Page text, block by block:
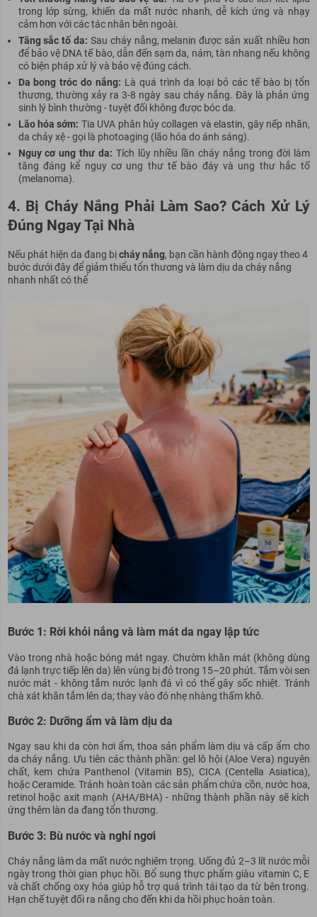
trong lớp sừng, khiến da mất nước nhanh, dễ kích ứng và nhạy
cảm hơn với các tác nhân bên ngoài.
Tăng sắc tố da: Sau cháy nắng, melanin được sản xuất nhiều hơn
để bảo vệ DNA tế bào, dẫn đến sạm da, nám, tàn nhang nếu không
có biện pháp xử lý và bảo vệ đúng cách.
Da bong tróc do nắng: Là quá trình da loại bỏ các tế bào bị tổn
thương, thường xảy ra 3-8 ngày sau cháy nắng. Đây là phản ứng
sinh lý bình thường - tuyệt đối không được bóc da.
Lão hóa sớm: Tia UVA phân hủy collagen và elastin, gây nếp nhăn,
da chảy xệ - gọi là photoaging (lão hóa do ánh sáng).
Nguy cơ ung thư da: Tích lũy nhiều lần cháy nắng trong đời làm
tăng đáng kể nguy cơ ung thư tế bào đáy và ung thư hắc tố
(melanoma).
4. Bị Cháy Nắng Phải Làm Sao? Cách Xử Lý
Đúng Ngay Tại Nhà
Nếu phát hiện da đang bịcháy nắng, bạn cần hành động ngay theo 4
bước dưới đây để giảm thiểu tổn thương và làm dịu da cháy nắng
nhanh nhất có thể
Bước 1: Rời khỏi nắng và làm mát da ngay lập tức
Vào trong nhà hoặc bóng mát ngay. Chườm khăn mát (không dùng
đá lạnh trực tiếp lên da) lên vùng bị đỏ trong 15–20 phút. Tắm vòi sen
nước mát - không tắm nước lạnh đá vì có thể gây sốc nhiệt. Tránh
chà xát khăn tắm lên da; thay vào đó nhẹ nhàng thấm khô.
Bước 2: Dưỡng ẩm và làm dịu da
Ngay sau khi da còn hơi ẩm, thoa sản phẩm làm dịu và cấp ẩm cho
da cháy nắng. Ưu tiên các thành phần: gel lô hội (Aloe Vera) nguyên
chất, kem chứa Panthenol (Vitamin B5), CICA (Centella Asiatica),
hoặc Ceramide. Tránh hoàn toàn các sản phẩm chứa cồn, nước hoa,
retinol hoặc axit mạnh (AHA/BHA) - những thành phần này sẽ kích
ứng thêm làn da đang tổn thương.
Bước 3: Bù nước và nghỉ ngơi
Cháy nắng làm da mất nước nghiêm trọng. Uống đủ 2–3 lít nước mỗi
ngày trong thời gian phục hồi. Bổ sung thực phẩm giàu vitamin C, E
và chất chống oxy hóa giúp hỗ trợ quá trình tái tạo da từ bên trong.
Hạn chế tuyệt đối ra nắng cho đến khi da hồi phục hoàn toàn.